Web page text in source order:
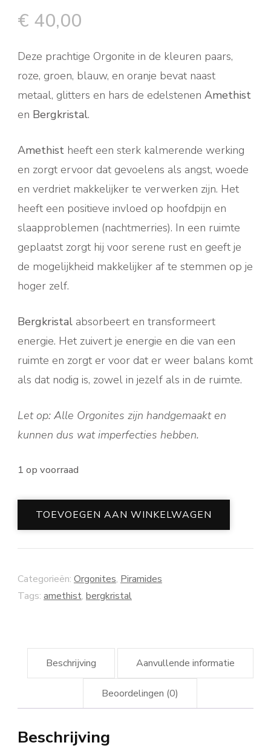
€ 40,00
Deze prachtige Orgonite in de kleuren paars,
roze, groen, blauw, en oranje bevat naast
metaal, glitters en hars de edelstenen Amethist
en Bergkristal.
Amethist heeft een sterk kalmerende werking
en zorgt ervoor dat gevoelens als angst, woede
en verdriet makkelijker te verwerken zijn. Het
heeft een positieve invloed op hoofdpijn en
slaapproblemen (nachtmerries). In een ruimte
geplaatst zorgt hij voor serene rust en geeft je
de mogelijkheid makkelijker af te stemmen op je
hoger zelf.
Bergkristal absorbeert en transformeert
energie. Het zuivert je energie en die van een
ruimte en zorgt er voor dat er weer balans komt
als dat nodig is, zowel in jezelf als in de ruimte.
Let op: Alle Orgonites zijn handgemaakt en
kunnen dus wat imperfecties hebben.
1 op voorraad
Purple
TOEVOEGEN AAN WINKELWAGEN
Categorieën: Orgonites, Piramides
Tags: amethist, bergkristal
Beschrijving Aanvullende informatie
Beoordelingen (0)
Beschrijving